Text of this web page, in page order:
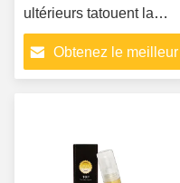
ultérieurs tatouent la
récupération de peau
d'onguents de
réparation de soins de
d'approvisionnements
Obtenez le meilleur